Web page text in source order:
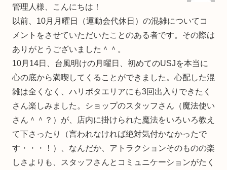
管理人様、こんにちは！
以前、10月月曜日（運動会代休日）の混雑についてコ
メントをさせていただいたことのある者です。その際は
ありがとうございました＾＾。
10月14日、台風明けの月曜日、初めてのUSJを本当に
心の底から満喫してくることができました。心配した混
雑は全くなく、ハリポタエリアにも3回出入りできたく
さん楽しみました。ショップのスタッフさん（魔法使い
さん＾＾？）が、店内に掛けられた魔法をいろいろ教え
て下さったり（言われなければ絶対気付かなかったで
す・・・！）、なんだか、アトラクションそのものの楽
しさよりも、スタッフさんとコミュニケーションがたく